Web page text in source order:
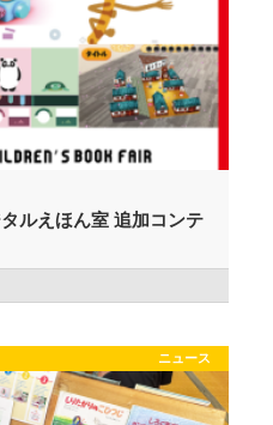
ルえほん室 追加コンテ
ニュース